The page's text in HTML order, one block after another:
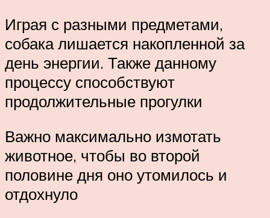
Играя с разными предметами,
собака лишается накопленной за
день энергии. Также данному
процессу способствуют
продолжительные прогулки
Важно максимально измотать
животное, чтобы во второй
половине дня оно утомилось и
отдохнуло